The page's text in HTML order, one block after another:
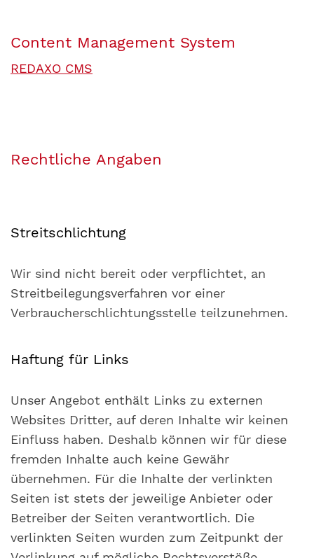
Content Management System
REDAXO CMS
Rechtliche Angaben
Streitschlichtung
Wir sind nicht bereit oder verpflichtet, an
Streitbeilegungsverfahren vor einer
Verbraucherschlichtungsstelle teilzunehmen.
Haftung für Links
Unser Angebot enthält Links zu externen
Websites Dritter, auf deren Inhalte wir keinen
Einfluss haben. Deshalb können wir für diese
fremden Inhalte auch keine Gewähr
übernehmen. Für die Inhalte der verlinkten
Seiten ist stets der jeweilige Anbieter oder
Betreiber der Seiten verantwortlich. Die
verlinkten Seiten wurden zum Zeitpunkt der